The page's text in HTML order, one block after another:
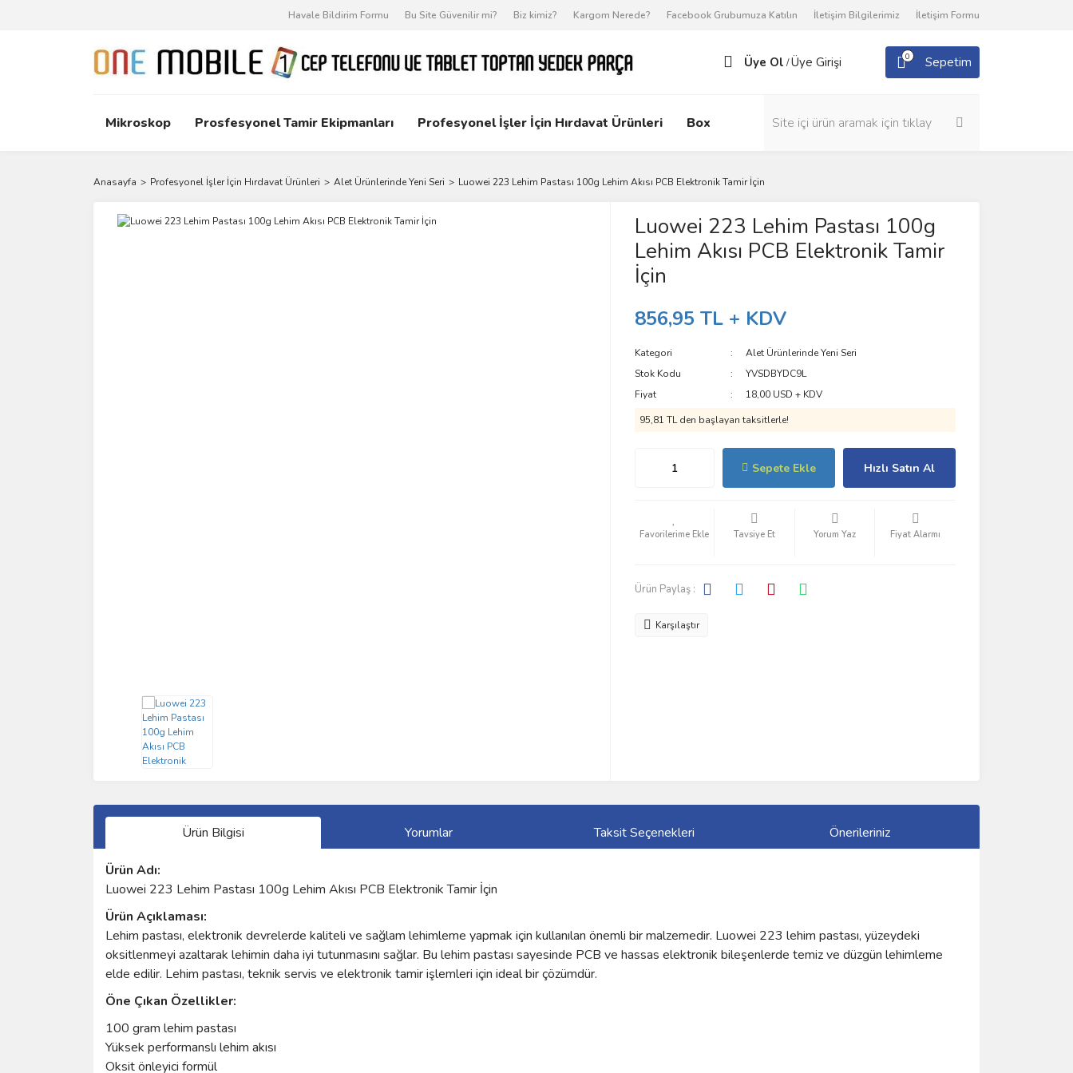
Havale Bildirim Formu Bu Site Güvenilir mi? Biz kimiz? Kargom Nerede? Facebook Grubumuza Katılın İletişim Bilgilerimiz İletişim Formu
Üye Ol /Üye Girişi 0 Sepetim
Mikroskop Prosfesyonel Tamir Ekipmanları Profesyonel İşler İçin Hırdavat Ürünleri Box
Anasayfa Profesyonel İşler İçin Hırdavat Ürünleri Alet Ürünlerinde Yeni Seri Luowei 223 Lehim Pastası 100g Lehim Akısı PCB Elektronik Tamir İçin
Luowei 223 Lehim Pastası 100g
Lehim Akısı PCB Elektronik Tamir
İçin
856,95 TL + KDV
Kategori
Alet Ürünlerinde Yeni Seri
Stok Kodu
YVSDBYDC9L
Fiyat
18,00 USD + KDV
95,81 TL den başlayan taksitlerle!
Sepete Ekle Hızlı Satın Al
Tavsiye Et Yorum Yaz Fiyat Alarmı
Ürün Paylaş :
Karşılaştır
Ürün Bilgisi Yorumlar Taksit Seçenekleri Önerileriniz
Ürün Adı:
Luowei 223 Lehim Pastası 100g Lehim Akısı PCB Elektronik Tamir İçin
Ürün Açıklaması:
Lehim pastası, elektronik devrelerde kaliteli ve sağlam lehimleme yapmak için kullanılan önemli bir malzemedir. Luowei 223 lehim pastası, yüzeydeki
oksitlenmeyi azaltarak lehimin daha iyi tutunmasını sağlar. Bu lehim pastası sayesinde PCB ve hassas elektronik bileşenlerde temiz ve düzgün lehimleme
elde edilir. Lehim pastası, teknik servis ve elektronik tamir işlemleri için ideal bir çözümdür.
Öne Çıkan Özellikler:
100 gram lehim pastası
Yüksek performanslı lehim akısı
Oksit önleyici formül